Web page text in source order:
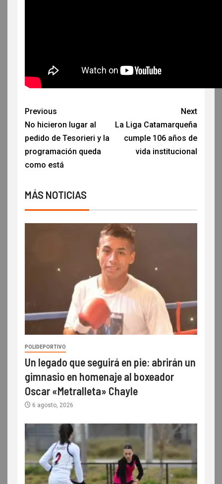
Previous
No hicieron lugar al
pedido de Tesorieri y la
programación queda
como está
Next
La Liga Catamarqueña
cumple 106 años de
vida institucional
MÁS NOTICIAS
POLIDEPORTIVO
Un legado que seguirá en pie: abrirán un
gimnasio en homenaje al boxeador
Oscar «Metralleta» Chayle
6 agosto, 2026